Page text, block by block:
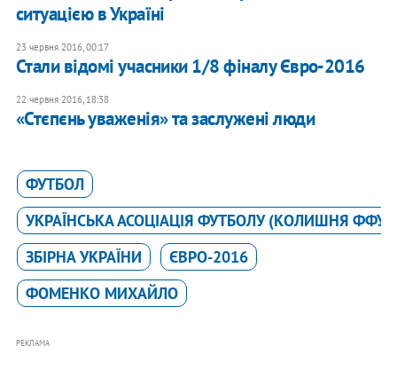
ситуацією в Україні
23 червня 2016, 00:17
Стали відомі учасники 1/8 фіналу Євро-2016
22 червня 2016, 18:38
«Стєпєнь уваженія» та заслужені люди
ФУТБОЛ
УКРАЇНСЬКА АСОЦІАЦІЯ ФУТБОЛУ (КОЛИШНЯ ФФУ)
ЗБІРНА УКРАЇНИ
ЄВРО-2016
ФОМЕНКО МИХАЙЛО
РЕКЛАМА